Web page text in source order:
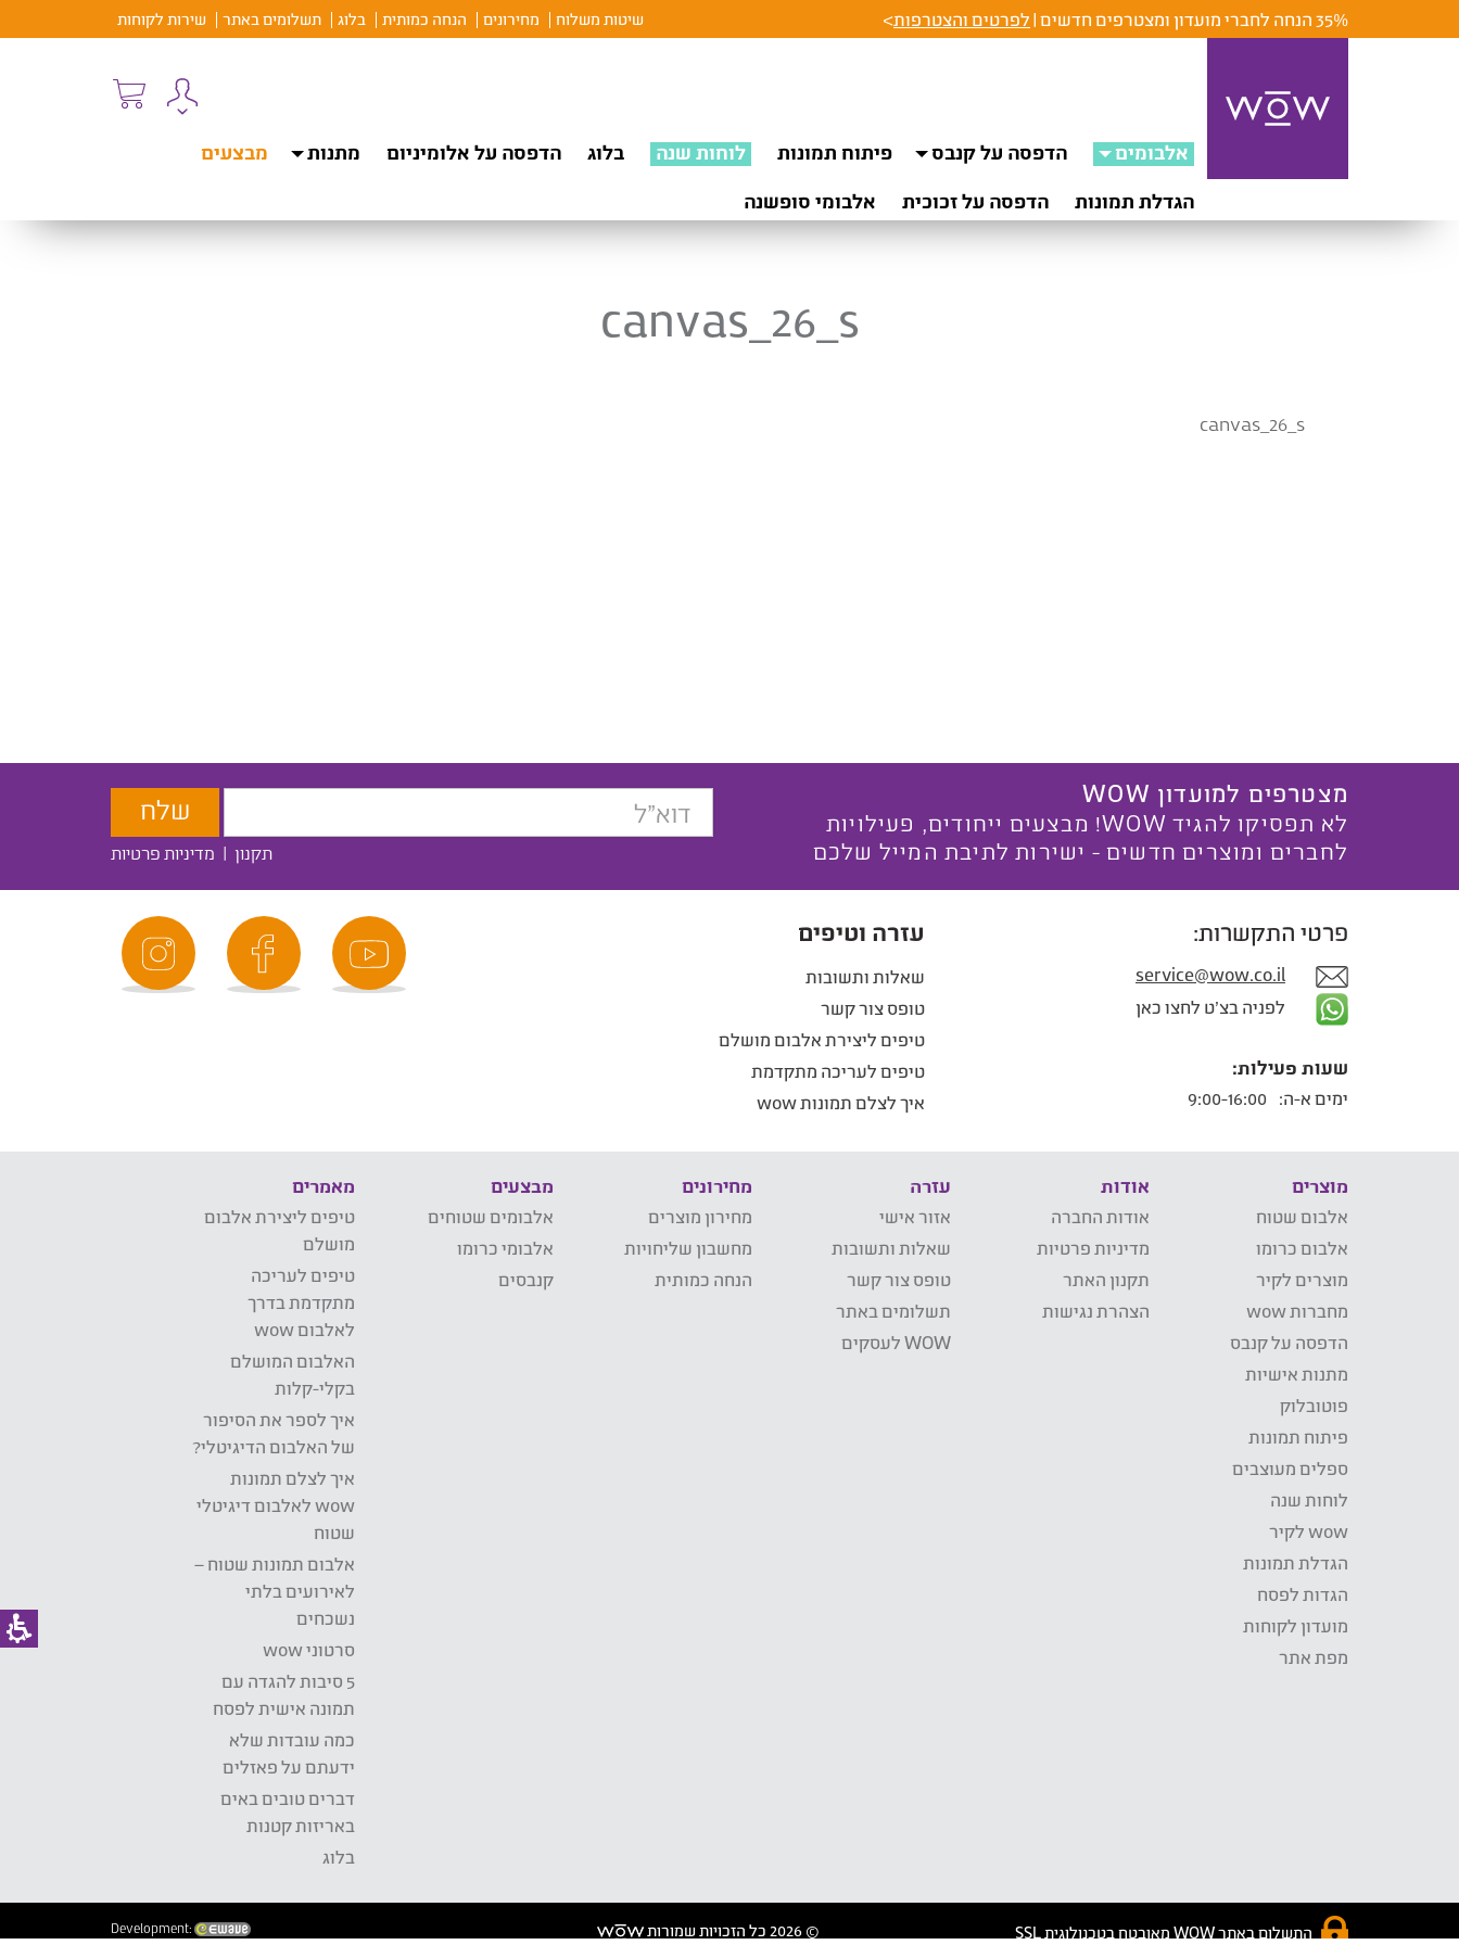
35% הנחה לחברי מועדון ומצטרפים חדשים | לפרטים והצטרפות> שיטות משלוח מחירונים הנחה כמותית בלוג תשלומים באתר שירות לקוחות
אלבומים הדפסה על קנבס פיתוח תמונות לוחות שנה בלוג הדפסה על אלומיניום מתנות
מבצעים
הגדלת תמונות
הדפסה על זכוכית אלבומי סופשנה
canvas_26_s
canvas_26_s
מצטרפים למועדון WOW
לא תפסיקו להגיד WOW! מבצעים ייחודים, פעילויות
לחברים ומוצרים חדשים - ישירות לתיבת המייל שלכם
תקנון | מדיניות פרטיות
פרטי התקשרות:
service@wow.co.il
לפניה בצ'ט לחצו כאן
שעות פעילות:
ימים א-ה:
עזרה וטיפים
שאלות ותשובות
טופס צור קשר
טיפים ליצירת אלבום מושלם
טיפים לעריכה מתקדמת
איך לצלם תמונות wow
מוצרים
אלבום שטוח
אלבום כרומו
מוצרים לקיר
מחברות wow
הדפסה על קנבס
מתנות אישיות
פוטובלוק
פיתוח תמונות
ספלים מעוצבים
לוחות שנה
wow לקיר
הגדלת תמונות
הגדות לפסח
מועדון לקוחות
מפת אתר
אודות
אודות החברה
מדיניות פרטיות
תקנון האתר
הצהרת נגישות
עזרה
אזור אישי
שאלות ותשובות
טופס צור קשר
תשלומים באתר
WOW לעסקים
מחירונים
מחירון מוצרים
מחשבון שליחויות
הנחה כמותית
מבצעים
אלבומים שטוחים
אלבומי כרומו
קנבסים
מאמרים
טיפים ליצירת אלבום
מושלם
טיפים לעריכה
מתקדמת בדרך
לאלבום wow
האלבום המושלם
בקלי-קלות
איך לספר את הסיפור
של האלבום הדיגיטלי?
איך לצלם תמונות
wow לאלבום דיגיטלי
שטוח
אלבום תמונות שטוח –
לאירועים בלתי
נשכחים
סרטוני wow
5 סיבות להגדה עם
תמונה אישית לפסח
כמה עובדות שלא
ידעתם על פאזלים
דברים טובים באים
באריזות קטנות
בלוג
התשלום באתר WOW מאובטח בטכנולוגית SSL © 2026 כל הזכויות שמורות Development: